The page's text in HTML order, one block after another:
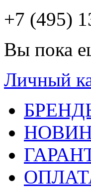
+7 (495)
Вы пока
Личный